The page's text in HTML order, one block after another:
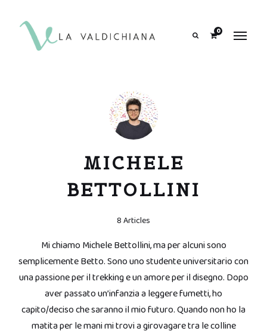
0
MICHELE
BETTOLLINI
8 Articles
Mi chiamo Michele Bettollini, ma per alcuni sono
semplicemente Betto. Sono uno studente universitario con
una passione per il trekking e un amore per il disegno. Dopo
aver passato un’infanzia a leggere fumetti, ho
capito/deciso che saranno il mio futuro. Quando non ho la
matita per le mani mi trovi a girovagare tra le colline